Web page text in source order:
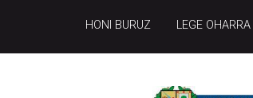
HONI BURUZ LEGE OHARRA